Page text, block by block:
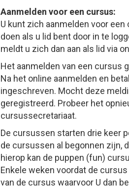
Aanmelden voor een cursus:
U kunt zich aanmelden voor
doen als u lid bent door in te
meldt u zich dan aan als lid via
Het aanmelden van een cursus
Na het online aanmelden en
ingeschreven. Mocht deze
geregistreerd. Probeer het
cursussecretariaat.
De cursussen starten drie keer
de cursussen al begonnen zijn,
hierop kan de puppen (fun)
Enkele weken voordat de
van de cursus waarvoor U dan